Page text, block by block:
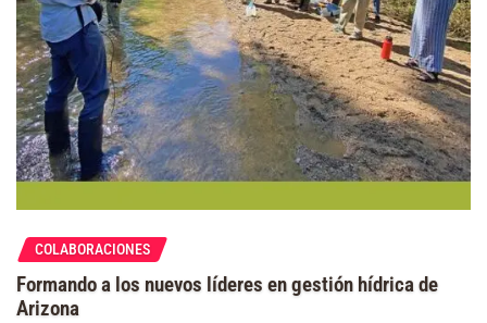
COLABORACIONES
Formando a los nuevos líderes en gestión hídrica de
Arizona